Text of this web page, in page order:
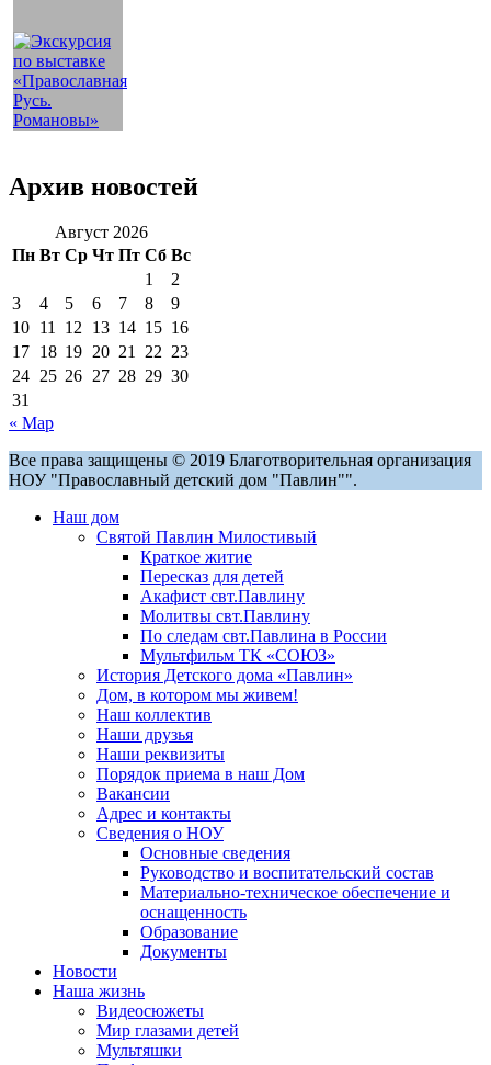
Архив новостей
Август 2026
Пн Вт Ср Чт Пт Сб Вс
1
2
3
4 5 6 7 8
9
10 11 12 13 14 15 16
17 18 19 20 21 22 23
24 25 26 27 28 29 30
31
« Мар
Все права защищены © 2019 Благотворительная организация
НОУ "Православный детский дом "Павлин"".
Наш дом
Святой Павлин Милостивый
Краткое житие
Пересказ для детей
Акафист свт.Павлину
Молитвы свт.Павлину
По следам свт.Павлина в России
Мультфильм ТК «СОЮЗ»
История Детского дома «Павлин»
Дом, в котором мы живем!
Наш коллектив
Наши друзья
Наши реквизиты
Порядок приема в наш Дом
Вакансии
Адрес и контакты
Сведения о НОУ
Основные сведения
Руководство и воспитательский состав
Материально-техническое обеспечение и
оснащенность
Образование
Документы
Новости
Наша жизнь
Видеосюжеты
Мир глазами детей
Мультяшки